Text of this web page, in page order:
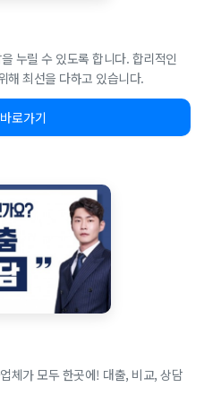
누릴 수 있도록 합니다. 합리적인
해 최선을 다하고 있습니다.
로가기
체가 모두 한곳에! 대출, 비교, 상담